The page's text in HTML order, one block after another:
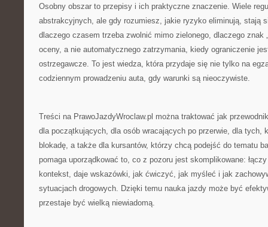
Osobny obszar to przepisy i ich praktyczne znaczenie. Wiele
abstrakcyjnych, ale gdy rozumiesz, jakie ryzyko eliminują, stają
dlaczego czasem trzeba zwolnić mimo zielonego, dlaczego znak
oceny, a nie automatycznego zatrzymania, kiedy ograniczenie
ostrzegawcze. To jest wiedza, która przydaje się nie tylko na
codziennym prowadzeniu auta, gdy warunki są nieoczywiste.
Treści na PrawoJazdyWroclaw.pl można traktować jak
dla początkujących, dla osób wracających po przerwie, dla tych,
blokadę, a także dla kursantów, którzy chcą podejść do tematu
pomaga uporządkować to, co z pozoru jest skomplikowane:
kontekst, daje wskazówki, jak ćwiczyć, jak myśleć i jak
sytuacjach drogowych. Dzięki temu nauka jazdy może być
przestaje być wielką niewiadomą.